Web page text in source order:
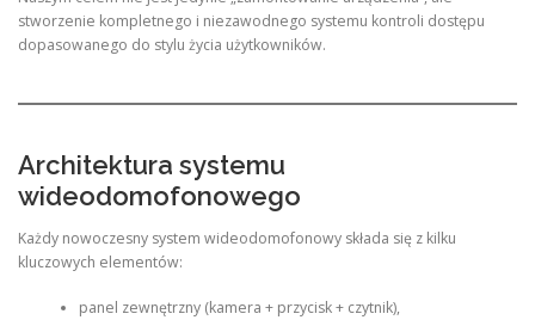
stworzenie kompletnego i niezawodnego systemu kontroli dostępu
dopasowanego do stylu życia użytkowników.
Architektura systemu
wideodomofonowego
Każdy nowoczesny system wideodomofonowy składa się z kilku
kluczowych elementów:
panel zewnętrzny (kamera + przycisk + czytnik),